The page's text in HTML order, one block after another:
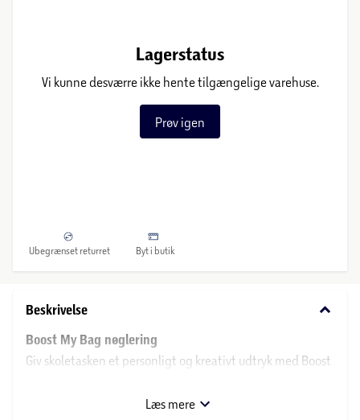
Lagerstatus
Vi kunne desværre ikke hente tilgængelige varehuse.
Prøv igen
Ubegrænset returret Byt i butik
Beskrivelse keyboard_arrow_down
Boost My Bag nøglering
Giv skoletasken et personligt og kreativt udtryk med Boost
detaljer gør dem perfekte som pynt til skoletasken,
Læs mere